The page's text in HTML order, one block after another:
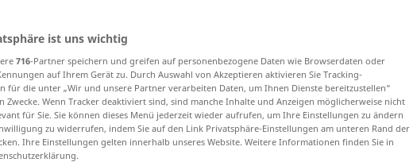
jabber, gibber chatter, gab, prattle
ist uns wichtig
716-Partner speichern und greifen auf personenbezogene Daten wie Browserdaten oder
auf Ihrem Gerät zu. Durch Auswahl von Akzeptieren aktivieren Sie Tracking-
für die unter „Wir und unsere Partner verarbeiten Daten, um Ihnen Dienste bereitzustellen“
Zwecke. Wenn Tracker deaktiviert sind, sind manche Inhalte und Anzeigen möglicherweise nicht
für Sie. Sie können dieses Menü jederzeit wieder aufrufen, um Ihre Einstellungen zu ändern
zu widerrufen, indem Sie auf den Link Privatsphäre-Einstellungen am unteren Rand der
Ihre Einstellungen gelten innerhalb unseres Website. Weitere Informationen finden Sie in